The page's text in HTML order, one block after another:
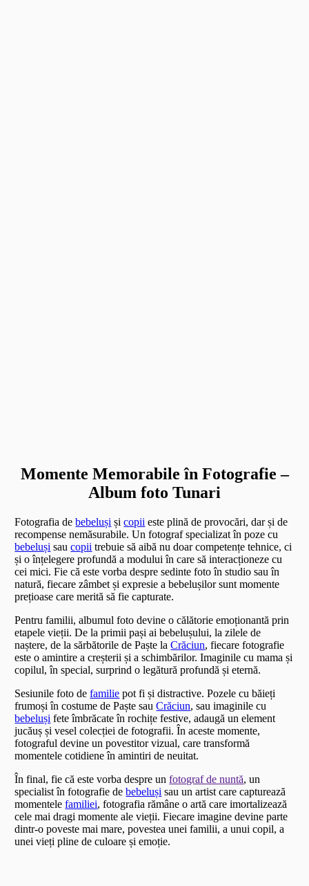
Momente Memorabile în Fotografie –
Album foto Tunari
Fotografia debebeluși șicopii este plină de provocări, dar și de
recompense nemăsurabile. Un fotograf specializat în poze cu
bebeluși saucopii trebuie să aibă nu doar competențe tehnice, ci
și o înțelegere profundă a modului în care să interacționeze cu
cei mici. Fie că este vorba despre sedinte foto în studio sau în
natură, fiecare zâmbet și expresie a bebelușilor sunt momente
prețioase care merită să fie capturate.
Pentru familii, albumul foto devine o călătorie emoționantă prin
etapele vieții. De la primii pași ai bebelușului, la zilele de
naștere, de la sărbătorile de Paște laCrăciun, fiecare fotografie
este o amintire a creșterii și a schimbărilor. Imaginile cu mama și
copilul, în special, surprind o legătură profundă și eternă.
Sesiunile foto defamilie pot fi și distractive. Pozele cu băieți
frumoși în costume de Paște sauCrăciun, sau imaginile cu
bebeluși fete îmbrăcate în rochițe festive, adaugă un element
jucăuș și vesel colecției de fotografii. În aceste momente,
fotograful devine un povestitor vizual, care transformă
momentele cotidiene în amintiri de neuitat.
În final, fie că este vorba despre unfotograf de nuntă, un
specialist în fotografie debebeluși sau un artist care capturează
momentelefamiliei, fotografia rămâne o artă care imortalizează
cele mai dragi momente ale vieții. Fiecare imagine devine parte
dintr-o poveste mai mare, povestea unei familii, a unui copil, a
unei vieți pline de culoare și emoție.